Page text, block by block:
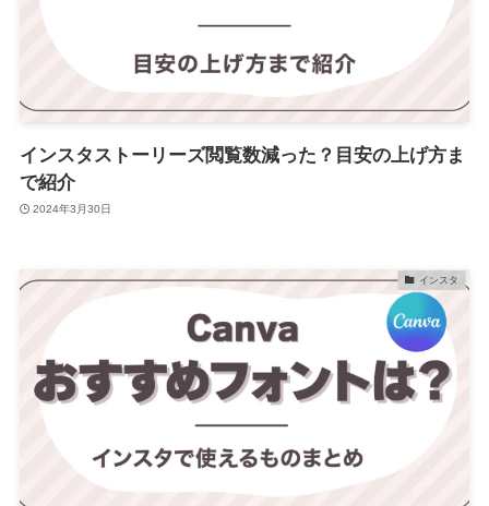
インスタストーリーズ閲覧数減った？目安の上げ方ま
で紹介
2024年3月30日
インスタ